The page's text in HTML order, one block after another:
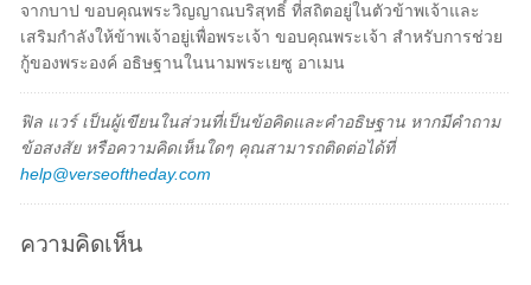
จากบาป ขอบคุณพระวิญญาณบริสุทธิ์ ที่สถิตอยู่ในตัวข้าพเจ้าและ
เสริมกำลังให้ข้าพเจ้าอยู่เพื่อพระเจ้า ขอบคุณพระเจ้า สำหรับการช่วย
กู้ของพระองค์ อธิษฐานในนามพระเยซู อาเมน
ฟิล แวร์ เป็นผู้เขียนในส่วนที่เป็นข้อคิดและคำอธิษฐาน หากมีคำถาม
ข้อสงสัย หรือความคิดเห็นใดๆ คุณสามารถติดต่อได้ที่
help@verseoftheday.com
ความคิดเห็น